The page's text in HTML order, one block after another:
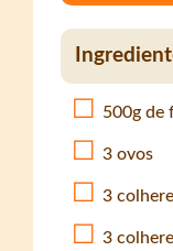
500g de
3 ovos
3
3